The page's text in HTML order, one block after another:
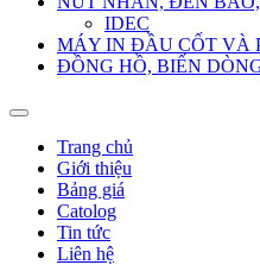
IDEC
MÁY IN ĐẦU CỐT VÀ
ĐỒNG HỒ, BIẾN
Trang chủ
Giới thiệu
Bảng giá
Catolog
Tin tức
Liên hệ